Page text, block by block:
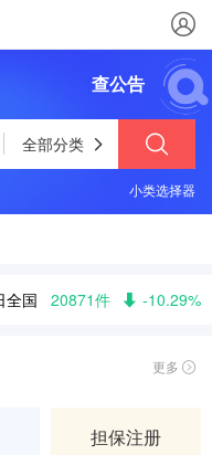
查公告
全部分类
小类选择器
全国 20871件 -10.29%
更多
担保注册